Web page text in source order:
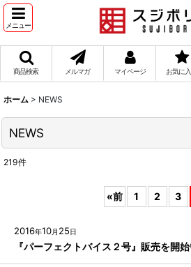
メニュー
商品検索 メルマガ マイページ お気に
ホーム > NEWS
NEWS
219件
«前 1 2 3
2016年10月 25日
『パーフェクトバイス２号』販売を開始